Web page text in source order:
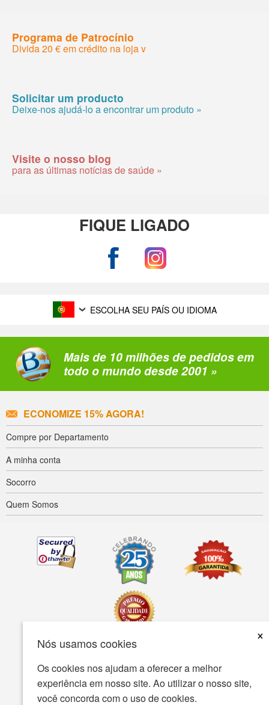
Nós usamos cookies
×
Os cookies nos ajudam a oferecer a melhor
experiência em nosso site. Ao utilizar o nosso site,
você concorda com o uso de cookies.
Programa de Patrocínio
Divida 20 € em crédito na loja v
Solicitar um producto
Deixe-nos ajudá-lo a encontrar um produto »
Visite o nosso blog
para as últimas notícias de saúde »
FIQUE LIGADO
ESCOLHA SEU PAÍS OU IDIOMA
Mais de 10 milhões de pedidos em
todo o mundo desde 2001 »
ECONOMIZE 15% AGORA!
Compre por Departamento
A minha conta
Socorro
Quem Somos
Acessibilidade Termos de uso política de Privacidade
A política de segurança